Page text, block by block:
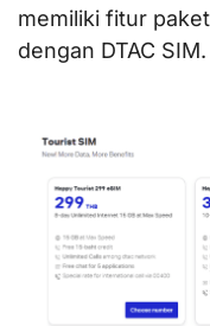
memiliki fitur
dengan DTAC SIM.